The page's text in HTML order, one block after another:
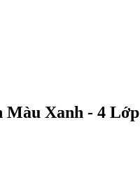
Màu Xanh - 4 Lớp